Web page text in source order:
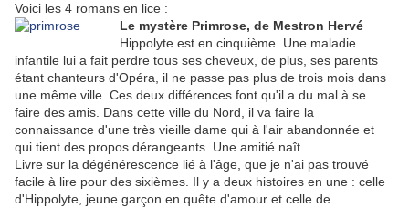
Voici les 4 romans en lice :
Le mystère Primrose, de Mestron Hervé
Hippolyte est en cinquième. Une maladie
infantile lui a fait perdre tous ses cheveux, de plus, ses parents
étant chanteurs d'Opéra, il ne passe pas plus de trois mois dans
une même ville. Ces deux différences font qu'il a du mal à se
faire des amis. Dans cette ville du Nord, il va faire la
connaissance d'une très vieille dame qui à l'air abandonnée et
qui tient des propos dérangeants. Une amitié naît.
Livre sur la dégénérescence lié à l'âge, que je n'ai pas trouvé
facile à lire pour des sixièmes. Il y a deux histoires en une : celle
d'Hippolyte, jeune garçon en quête d'amour et celle de